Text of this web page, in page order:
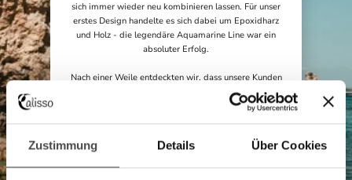
Zustimmung Details Über Cookies
sich immer wieder neu kombinieren lassen. Für unser
erstes Design handelte es sich dabei um Epoxidharz
und Holz - die legendäre Aquamarine Line war ein
absoluter Erfolg.
Nach einer Weile entdeckten wir, dass unsere Kunden
die Messer sehr gern verschenken. Kurzerhand
etablierten wir einen eigenen Gravurservice - die
unser Markenzeichen.